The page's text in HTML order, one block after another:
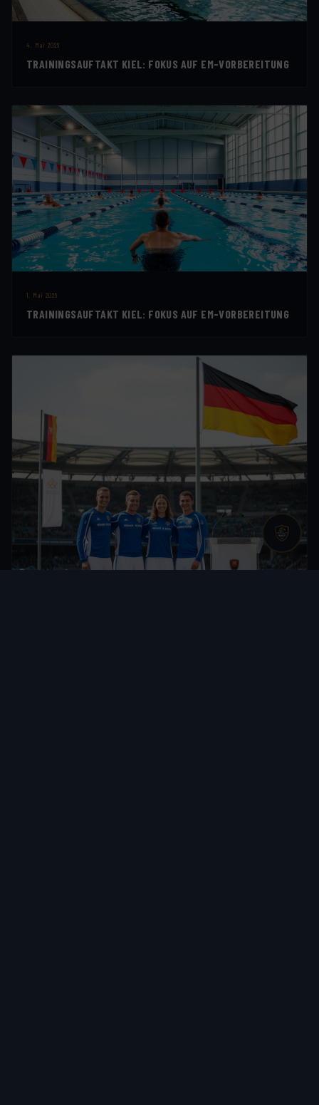
4. Mai 2026
TRAININGSAUFTAKT KIEL: FOKUS AUF EM-VORBEREITUNG
1. Mai 2025
TRAININGSAUFTAKT KIEL: FOKUS AUF EM-VORBEREITUNG